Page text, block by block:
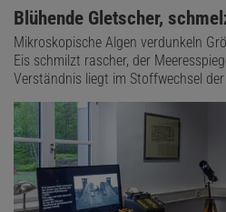
Blühende Gletscher,
Mikroskopische Algen verdunkeln
Eis schmilzt rascher, der
Verständnis liegt im Stoffwechsel der